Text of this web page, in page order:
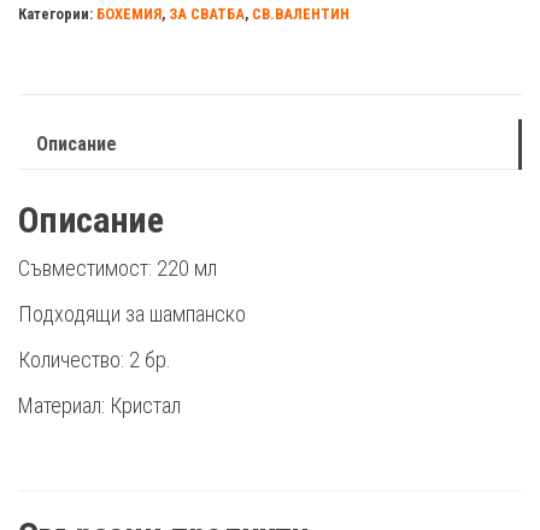
за
Категории: БОХЕМИЯ, ЗА СВАТБА, СВ.ВАЛЕНТИН
Описание
Описание
Съвместимост: 220 мл
Подходящи за шампанско
Количество: 2 бр.
Материал: Кристал